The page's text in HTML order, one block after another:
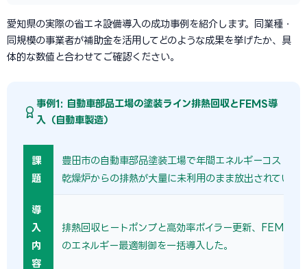
愛知県の実際の省エネ設備導入の成功事例を紹介します。同業種・
同規模の事業者が補助金を活用してどのような成果を挙げたか、具
体的な数値と合わせてご確認ください。
事例1: 自動車部品工場の塗装ライン排熱回収とFEMS導
入（自動車製造）
課
題
豊田市の自動車部品塗装工場で年間エネルギーコストが
乾燥炉からの排熱が大量に未利用のまま放出されていた
導
入
内
容
排熱回収ヒートポンプと高効率ボイラー更新、FEMSに
のエネルギー最適制御を一括導入した。